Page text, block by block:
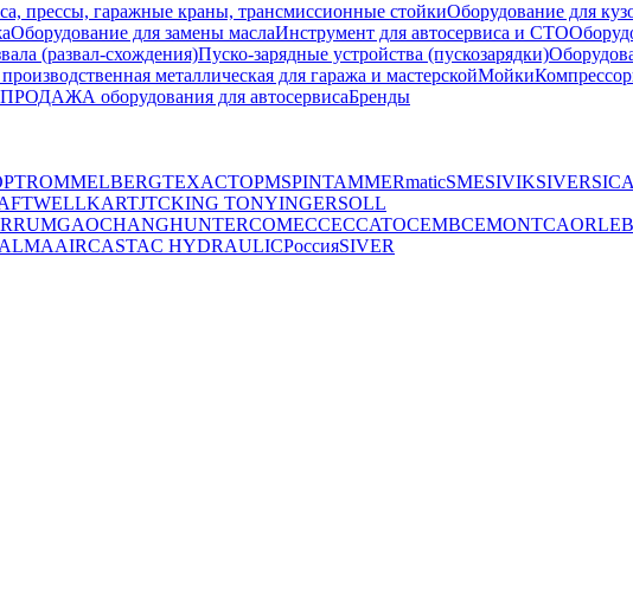
прессы, гаражные краны, трансмиссионные стойкиОборудование для
Оборудование для замены маслаИнструмент для автосервиса и СТО
(развал-схождения)Пуско-зарядные устройства (пускозарядки)
металлическая для гаража и мастерскойМойки
оборудования для автосервисаБренды
TROMMELBERGTEXAСТОРМSPINTAMMERmaticSMESIVIKSIVER
KARTJTCKING TONYINGERSOLL
GAOCHANGHUNTERCOMECCECCATOCEMBCEMONTCAORLE
AIRCASTAC HYDRAULICРоссияSIVER